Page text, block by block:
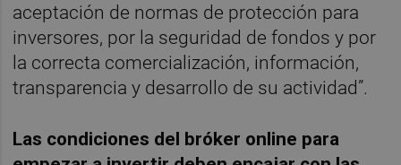
aceptación de normas de protección para
inversores, por la seguridad de fondos y por
la correcta comercialización, información,
transparencia y desarrollo de su actividad”.
Las condiciones del bróker online para